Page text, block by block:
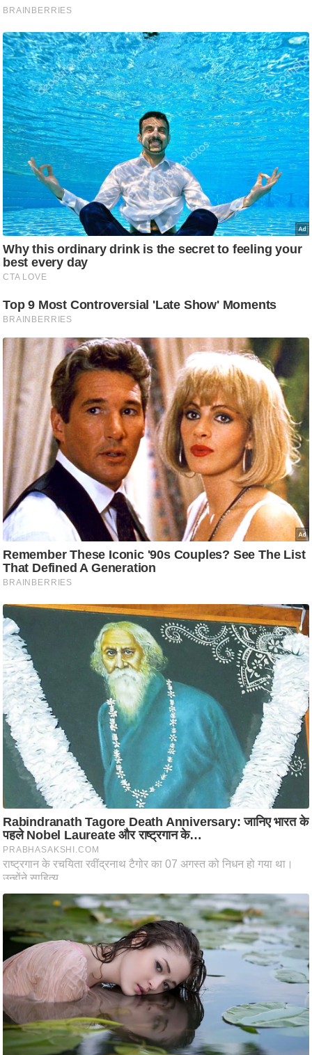
/
फै
श
न
घ
रे
लू
नु
स्खे
र्य
ट
न
स्थ
ल
ट
स
मं
त्रा
रि
ले
श
न
शि
प
रा
ज
नी
ति
श्ले
ष
ण
स
म
सा
म
यि
क
मा
भू
मि
स्तं
भ
ए
म
.
आ
र
आ
ई
.